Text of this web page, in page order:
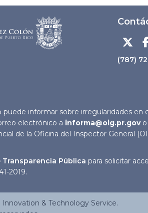

(787)
puede informar sobre irregularidades
electrónico a informa@oig.pr.govo
de la Oficina del Inspector General
Transparencia Pública para solicitar
2019.
& Technology Service.